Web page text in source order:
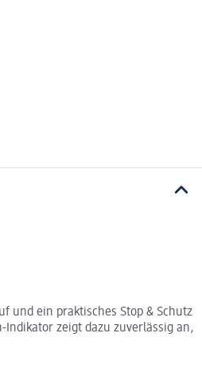
und ein praktisches Stop & Schutz
zeigt dazu zuverlässig an,